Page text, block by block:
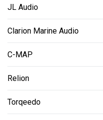
JL Audio
Clarion Marine Audio
C-MAP
Relion
Torqeedo